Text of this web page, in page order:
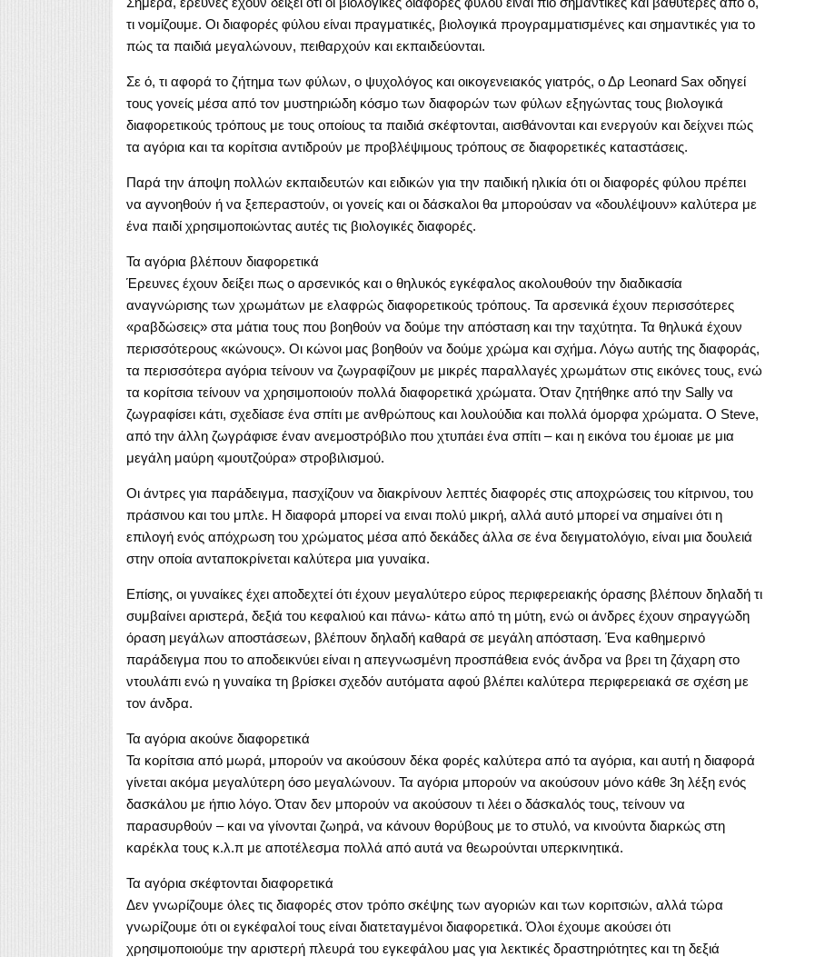
τι νομίζουμε. Οι διαφορές φύλου είναι πραγματικές, βιολογικά προγραμματισμένες και σημαντικές για το
πώς τα παιδιά μεγαλώνουν, πειθαρχούν και εκπαιδεύονται.
Σε ό, τι αφορά το ζήτημα των φύλων, ο ψυχολόγος και οικογενειακός γιατρός, ο Δρ Leonard Sax οδηγεί
τους γονείς μέσα από τον μυστηριώδη κόσμο των διαφορών των φύλων εξηγώντας τους βιολογικά
διαφορετικούς τρόπους με τους οποίους τα παιδιά σκέφτονται, αισθάνονται και ενεργούν και δείχνει πώς
τα αγόρια και τα κορίτσια αντιδρούν με προβλέψιμους τρόπους σε διαφορετικές καταστάσεις.
Παρά την άποψη πολλών εκπαιδευτών και ειδικών για την παιδική ηλικία ότι οι διαφορές φύλου πρέπει
να αγνοηθούν ή να ξεπεραστούν, οι γονείς και οι δάσκαλοι θα μπορούσαν να «δουλέψουν» καλύτερα με
ένα παιδί χρησιμοποιώντας αυτές τις βιολογικές διαφορές.
Τα αγόρια βλέπουν διαφορετικά
Έρευνες έχουν δείξει πως ο αρσενικός και ο θηλυκός εγκέφαλος ακολουθούν την διαδικασία
αναγνώρισης των χρωμάτων με ελαφρώς διαφορετικούς τρόπους. Τα αρσενικά έχουν περισσότερες
«ραβδώσεις» στα μάτια τους που βοηθούν να δούμε την απόσταση και την ταχύτητα. Τα θηλυκά έχουν
περισσότερους «κώνους». Οι κώνοι μας βοηθούν να δούμε χρώμα και σχήμα. Λόγω αυτής της διαφοράς,
τα περισσότερα αγόρια τείνουν να ζωγραφίζουν με μικρές παραλλαγές χρωμάτων στις εικόνες τους, ενώ
τα κορίτσια τείνουν να χρησιμοποιούν πολλά διαφορετικά χρώματα. Όταν ζητήθηκε από την Sally να
ζωγραφίσει κάτι, σχεδίασε ένα σπίτι με ανθρώπους και λουλούδια και πολλά όμορφα χρώματα. Ο Steve,
από την άλλη ζωγράφισε έναν ανεμοστρόβιλο που χτυπάει ένα σπίτι – και η εικόνα του έμοιαε με μια
μεγάλη μαύρη «μουτζούρα» στροβιλισμού.
Οι άντρες για παράδειγμα, πασχίζουν να διακρίνουν λεπτές διαφορές στις αποχρώσεις του κίτρινου, του
πράσινου και του μπλε. Η διαφορά μπορεί να ειναι πολύ μικρή, αλλά αυτό μπορεί να σημαίνει ότι η
επιλογή ενός απόχρωση του χρώματος μέσα από δεκάδες άλλα σε ένα δειγματολόγιο, είναι μια δουλειά
στην οποία ανταποκρίνεται καλύτερα μια γυναίκα.
Επίσης, οι γυναίκες έχει αποδεχτεί ότι έχουν μεγαλύτερο εύρος περιφερειακής όρασης βλέπουν δηλαδή τι
συμβαίνει αριστερά, δεξιά του κεφαλιού και πάνω- κάτω από τη μύτη, ενώ οι άνδρες έχουν σηραγγώδη
όραση μεγάλων αποστάσεων, βλέπουν δηλαδή καθαρά σε μεγάλη απόσταση. Ένα καθημερινό
παράδειγμα που το αποδεικνύει είναι η απεγνωσμένη προσπάθεια ενός άνδρα να βρει τη ζάχαρη στο
ντουλάπι ενώ η γυναίκα τη βρίσκει σχεδόν αυτόματα αφού βλέπει καλύτερα περιφερειακά σε σχέση με
τον άνδρα.
Τα αγόρια ακούνε διαφορετικά
Τα κορίτσια από μωρά, μπορούν να ακούσουν δέκα φορές καλύτερα από τα αγόρια, και αυτή η διαφορά
γίνεται ακόμα μεγαλύτερη όσο μεγαλώνουν. Τα αγόρια μπορούν να ακούσουν μόνο κάθε 3η λέξη ενός
δασκάλου με ήπιο λόγο. Όταν δεν μπορούν να ακούσουν τι λέει ο δάσκαλός τους, τείνουν να
παρασυρθούν – και να γίνονται ζωηρά, να κάνουν θορύβους με το στυλό, να κινούντα διαρκώς στη
καρέκλα τους κ.λ.π με αποτέλεσμα πολλά από αυτά να θεωρούνται υπερκινητικά.
Τα αγόρια σκέφτονται διαφορετικά
Δεν γνωρίζουμε όλες τις διαφορές στον τρόπο σκέψης των αγοριών και των κοριτσιών, αλλά τώρα
γνωρίζουμε ότι οι εγκέφαλοί τους είναι διατεταγμένοι διαφορετικά. Όλοι έχουμε ακούσει ότι
χρησιμοποιούμε την αριστερή πλευρά του εγκεφάλου μας για λεκτικές δραστηριότητες και τη δεξιά